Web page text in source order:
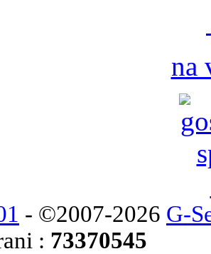
na
- ©2007-2026 G-
: 73370545